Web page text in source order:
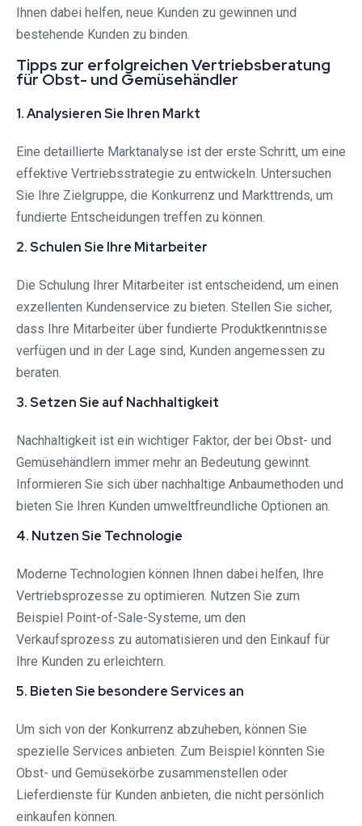
Ihnen dabei helfen, neue Kunden zu gewinnen und
bestehende Kunden zu binden.
Tipps zur erfolgreichen Vertriebsberatung
für Obst- und Gemüsehändler
1. Analysieren Sie Ihren Markt
Eine detaillierte Marktanalyse ist der erste Schritt, um eine
effektive Vertriebsstrategie zu entwickeln. Untersuchen
Sie Ihre Zielgruppe, die Konkurrenz und Markttrends, um
fundierte Entscheidungen treffen zu können.
2. Schulen Sie Ihre Mitarbeiter
Die Schulung Ihrer Mitarbeiter ist entscheidend, um einen
exzellenten Kundenservice zu bieten. Stellen Sie sicher,
dass Ihre Mitarbeiter über fundierte Produktkenntnisse
verfügen und in der Lage sind, Kunden angemessen zu
beraten.
3. Setzen Sie auf Nachhaltigkeit
Nachhaltigkeit ist ein wichtiger Faktor, der bei Obst- und
Gemüsehändlern immer mehr an Bedeutung gewinnt.
Informieren Sie sich über nachhaltige Anbaumethoden und
bieten Sie Ihren Kunden umweltfreundliche Optionen an.
4. Nutzen Sie Technologie
Moderne Technologien können Ihnen dabei helfen, Ihre
Vertriebsprozesse zu optimieren. Nutzen Sie zum
Beispiel Point-of-Sale-Systeme, um den
Verkaufsprozess zu automatisieren und den Einkauf für
Ihre Kunden zu erleichtern.
5. Bieten Sie besondere Services an
Um sich von der Konkurrenz abzuheben, können Sie
spezielle Services anbieten. Zum Beispiel könnten Sie
Obst- und Gemüsekörbe zusammenstellen oder
Lieferdienste für Kunden anbieten, die nicht persönlich
einkaufen können.